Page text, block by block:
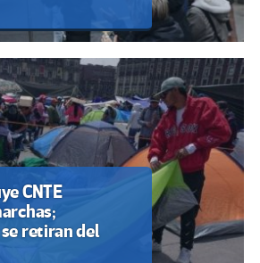
CNTE
retiran del